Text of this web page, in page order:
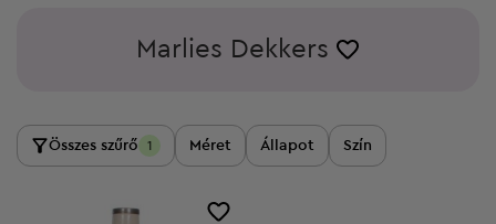
Marlies Dekkers
Összes szűrő 1 Méret Állapot Szín